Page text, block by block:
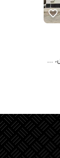
شارع البيان، حي الرمال، شرق الرياض، الرياض